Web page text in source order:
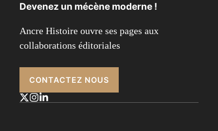
Devenez un mécène moderne !
Ancre Histoire ouvre ses pages aux
collaborations éditoriales
CONTACTEZ NOUS